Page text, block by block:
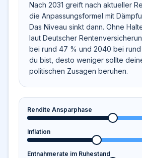
Nach 2031 greift nach aktueller
die Anpassungsformel mit
Das Niveau sinkt dann. Ohne
laut Deutscher
bei rund 47 % und 2040 bei
du bist, desto weniger sollte
politischen Zusagen beruhen.
Rendite Ansparphase
Inflation
Entnahmerate im Ruhestand